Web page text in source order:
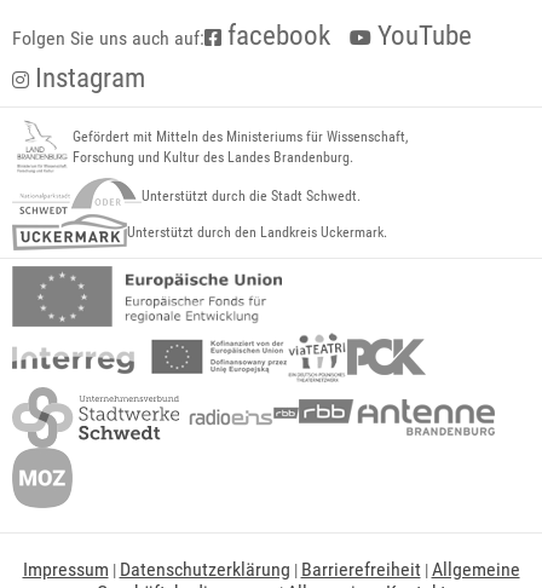
Folgen Sie uns auch auf: facebook
YouTube
Instagram
Gefördert mit Mitteln des Ministeriums für Wissenschaft,
Forschung und Kultur des Landes Brandenburg.
Unterstützt durch die Stadt Schwedt.
Unterstützt durch den Landkreis Uckermark.
Impressum | Datenschutzerklärung | Barrierefreiheit|Allgemeine